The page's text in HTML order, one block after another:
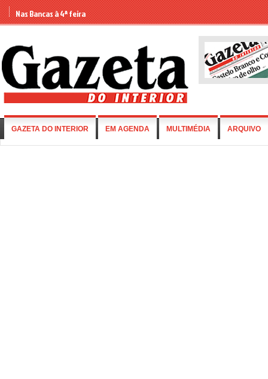
Nas Bancas à 4ª feira
GAZETA DO INTERIOR EM AGENDA MULTIMÉDIA ARQUIVO